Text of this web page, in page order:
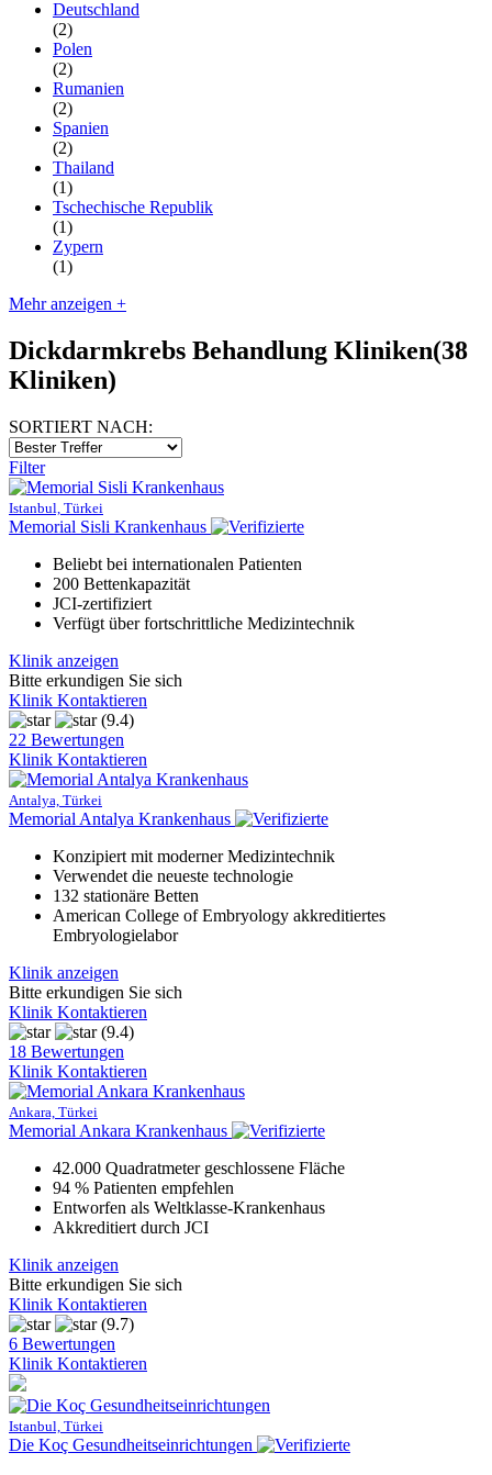
Deutschland
(2)
Polen
(2)
Rumanien
(2)
Spanien
(2)
Thailand
(1)
Tschechische Republik
(1)
Zypern
(1)
Mehr anzeigen +
Dickdarmkrebs Behandlung Kliniken(38
Kliniken)
SORTIERT NACH:
Filter
Istanbul, Türkei
Memorial Sisli Krankenhaus
Beliebt bei internationalen Patienten
200 Bettenkapazität
JCI-zertifiziert
Verfügt über fortschrittliche Medizintechnik
Klinik anzeigen
Bitte erkundigen Sie sich
Klinik Kontaktieren
(9.4)
22 Bewertungen
Klinik Kontaktieren
Antalya, Türkei
Memorial Antalya Krankenhaus
Konzipiert mit moderner Medizintechnik
Verwendet die neueste technologie
132 stationäre Betten
American College of Embryology akkreditiertes
Embryologielabor
Klinik anzeigen
Bitte erkundigen Sie sich
Klinik Kontaktieren
(9.4)
18 Bewertungen
Klinik Kontaktieren
Ankara, Türkei
Memorial Ankara Krankenhaus
42.000 Quadratmeter geschlossene Fläche
94 % Patienten empfehlen
Entworfen als Weltklasse-Krankenhaus
Akkreditiert durch JCI
Klinik anzeigen
Bitte erkundigen Sie sich
Klinik Kontaktieren
(9.7)
6 Bewertungen
Klinik Kontaktieren
Istanbul, Türkei
Die Koç Gesundheitseinrichtungen